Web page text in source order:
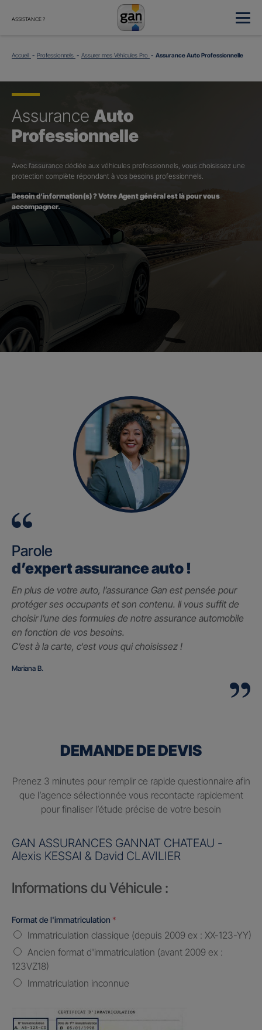
ASSISTANCE ?
Accueil Professionnels Assurer mes Véhicules Pro Assurance Auto Professionnelle
Assurance Auto
Professionnelle
Avec l’assurance dédiée aux véhicules professionnels, vous choisissez une
protection complète répondant à vos besoins professionnels.
Besoin d’information(s) ? Votre Agent général est là pour vous
accompagner.
Parole
d’expert assurance auto !
En plus de votre auto, l’assurance Gan est pensée pour
protéger ses occupants et son contenu. Il vous suffit de
choisir l’une des formules de notre assurance automobile
en fonction de vos besoins.
C’est à la carte, c‘est vous qui choisissez !
Mariana B.
DEMANDE DE DEVIS
Prenez 3 minutes pour remplir ce rapide questionnaire afin
que l’agence sélectionnée vous recontacte rapidement
pour finaliser l’étude précise de votre besoin
GAN ASSURANCES GANNAT CHATEAU -
Alexis KESSAI & David CLAVILIER
Informations du Véhicule :
Format de l'immatriculation *
Immatriculation classique (depuis 2009 ex : XX-123-YY)
Ancien format d'immatriculation (avant 2009 ex :
123VZ18)
Immatriculation inconnue